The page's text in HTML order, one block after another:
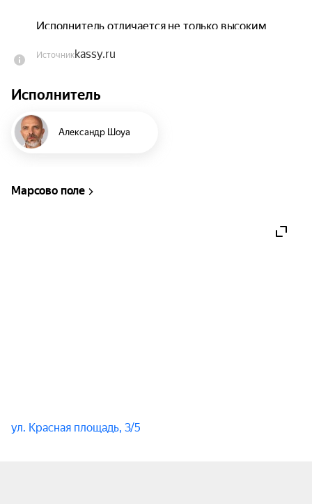
Исполнитель отличается не только высоким
текстов. Онлайн можно легко найти его
и других ресурсах, где его слушают подписчики
Артист начал карьеру в музыкальной индустрии
острым умом. Александр создает музыку,
долгий след в душе каждого, кто решит сходить
Источникkassy.ru
Исполнитель
Александр Шоуа
Марсово поле
ул. Красная площадь, 3/5